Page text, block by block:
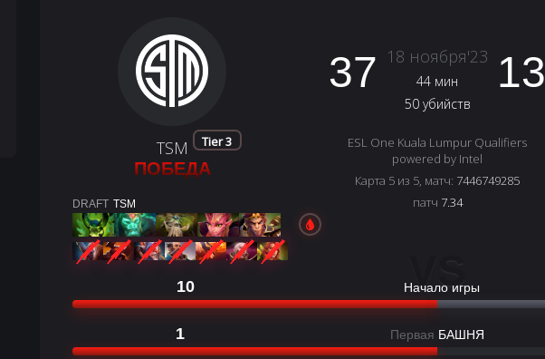
37
TSM Tier 3
ПОБЕДА
DRAFT TSM
18 ноября'23
44 мин
50 убийств
ESL One Kuala Lumpur Qualifiers
powered by Intel
Карта 5 из 5, матч: 7446749285
патч 7.34
VS
13
10 Начало игры
1 Первая БАШНЯ